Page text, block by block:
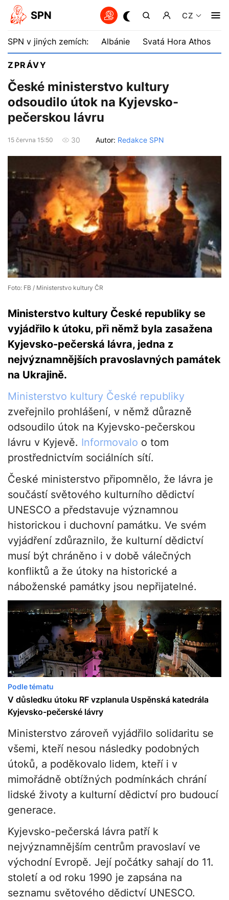
SPN CZ
SPN v jiných zemích: Albánie Svatá Hora Athos
ZPRÁVY
České ministerstvo kultury
odsoudilo útok na Kyjevsko-
pečerskou lávru
15 června 15:50 30 Autor: Redakce SPN
Foto: FB / Ministerstvo kultury ČR
Ministerstvo kultury České republiky se
vyjádřilo k útoku, při němž byla zasažena
Kyjevsko-pečerská lávra, jedna z
nejvýznamnějších pravoslavných památek
na Ukrajině.
Ministerstvo kultury České republiky
zveřejnilo prohlášení, v němž důrazně
odsoudilo útok na Kyjevsko-pečerskou
lávru v Kyjevě. Informovalo o tom
prostřednictvím sociálních sítí.
České ministerstvo připomnělo, že lávra je
součástí světového kulturního dědictví
UNESCO a představuje významnou
historickou i duchovní památku. Ve svém
vyjádření zdůraznilo, že kulturní dědictví
musí být chráněno i v době válečných
konfliktů a že útoky na historické a
náboženské památky jsou nepřijatelné.
Podle tématu
V důsledku útoku RF vzplanula Uspěnská katedrála
Kyjevsko-pečerské lávry
Ministerstvo zároveň vyjádřilo solidaritu se
všemi, kteří nesou následky podobných
útoků, a poděkovalo lidem, kteří i v
mimořádně obtížných podmínkách chrání
lidské životy a kulturní dědictví pro budoucí
generace.
Kyjevsko-pečerská lávra patří k
nejvýznamnějším centrům pravoslaví ve
východní Evropě. Její počátky sahají do 11.
století a od roku 1990 je zapsána na
seznamu světového dědictví UNESCO.